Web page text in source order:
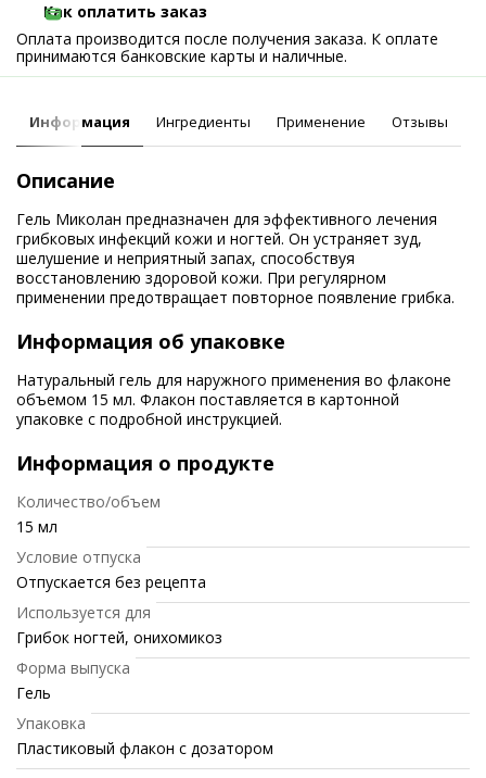
Как оплатить заказ
Оплата производится после получения заказа. К оплате
принимаются банковские карты и наличные.
Информация Ингредиенты Применение Отзывы
Описание
Гель Миколан предназначен для эффективного лечения
грибковых инфекций кожи и ногтей. Он устраняет зуд,
шелушение и неприятный запах, способствуя
восстановлению здоровой кожи. При регулярном
применении предотвращает повторное появление грибка.
Информация об упаковке
Натуральный гель для наружного применения во флаконе
объемом 15 мл. Флакон поставляется в картонной
упаковке с подробной инструкцией.
Информация о продукте
Количество/объем
15 мл
Условие отпуска
Отпускается без рецепта
Используется для
Грибок ногтей, онихомикоз
Форма выпуска
Гель
Упаковка
Пластиковый флакон с дозатором